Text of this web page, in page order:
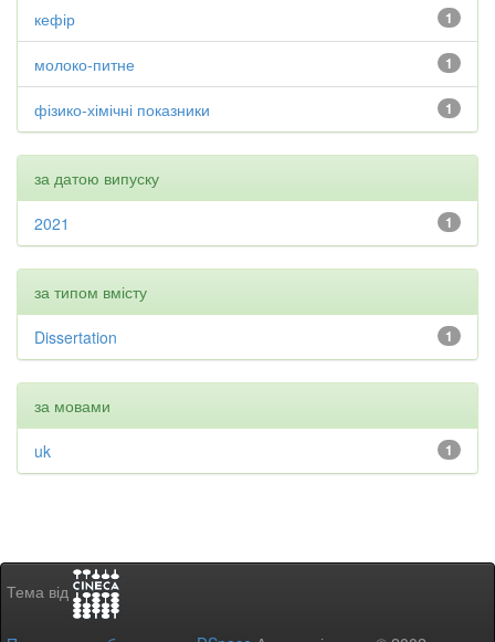
1
кефір
1
молоко-питне
1
фізико-хімічні показники
за датою випуску
1
2021
за типом вмісту
1
Dissertation
за мовами
1
uk
Тема від